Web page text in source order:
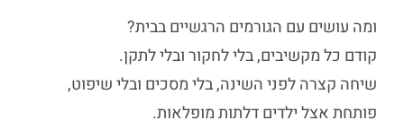
ומה עושים עם הגורמים הרגשיים בבית?
קודם כל מקשיבים, בלי לחקור ובלי לתקן.
שיחה קצרה לפני השינה, בלי מסכים ובלי שיפוט,
פותחת אצל ילדים דלתות מופלאות.